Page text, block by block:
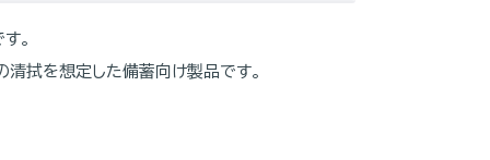
。
清拭を想定した備蓄向け製品です。